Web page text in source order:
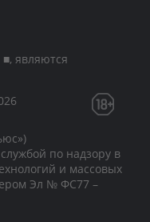
являются
по надзору в
и массовых
Эл № ФС77 –